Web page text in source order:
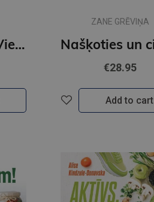
Ēdam skaisti. Vienkāršas receptes ar svētku garšu
ZANE GRĒVIŅA
€28.95
Add to cart